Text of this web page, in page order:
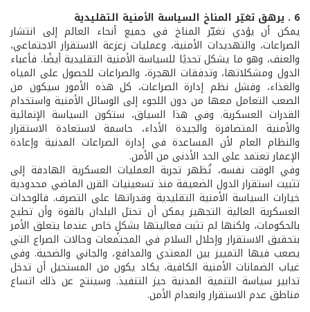
6 . يرهق تغيّر المناخ السياسة الأمنية التقليدية
يمكن أن يؤدي تغيّر المناخ في جميع أنحاء العالم إلى انتشار
الصراعات، والتهديدات الأمنية، وعمليات زعزعة الاستقرار الاجتماعي،
والعنف، وهو ما يشكل تحديًا للسياسة الأمنية التقليدية أيضًا. فأعباء
الدول ومشكلاتها، وتدفقات الهجرة، والصراعات للحصول على المياه
والغذاء، وفشل نظم إدارة الصراعات، كل هذه الأمور سيكون من
الصعب التعامل معها من دون اللجوء إلى الوسائل الأمنية واستخدام
القدرات العسكرية. وفي هذا السياق، ستكون السياسة الإنمائية
والأمنية المتضافرة والجيدة الأداء، حاسمة لاستعادة الاستقرار
والنظام العام لأن المساعدة في إدارة الصراعات المدنية وإعادة
الإعمار تعتمد على الحد الأدنى من الأمن.
وفي الوقت نفسه، تُظهر تجربة العمليات العسكرية الهادفة إلى
تثبيت استقرار الدول الضعيفة منذ تسعينيات القرن الماضي محدودية
خيارات السياسة الأمنية التقليدية وقدراتها على التصرف. فالوحدات
العسكرية العالية التجهيز يمكن أن تحتل البلدان بالقوة وأن تطيح
بالحكومات، ولكنها لم تثبت فعاليتها بشكلٍ خاص عندما يتعلق الأمر
بتحقيق الاستقرار وإحلال السلام في المجتمعات وحالات الصراع التي
يصعب فيها التمييز بين المعتدي والمدافع، والجاني والضحية. وفي
غياب الضمانات الأمنية الكافية، يكاد يكون من المستحيل أن تدخل
تدابير سياسة التنمية المدنية حيز التنفيذ. وسينتج عن ذلك اتساع
مناطق عدم الاستقرار وانعدام الأمن.